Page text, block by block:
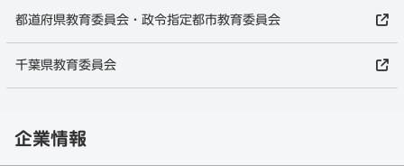
都道府県教育委員会・政令指定都市教育委員会
千葉県教育委員会
企業情報